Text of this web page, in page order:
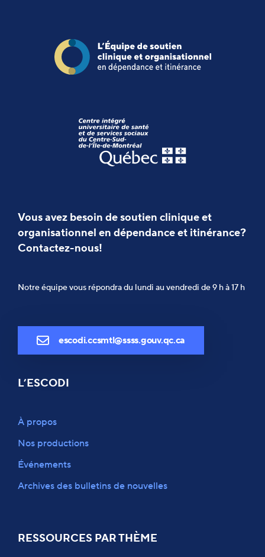
Vous avez besoin de soutien clinique et
organisationnel en dépendance et itinérance?
Contactez-nous!
Notre équipe vous répondra du lundi au vendredi de 9 h à 17 h
escodi.ccsmtl@ssss.gouv.qc.ca
L’ESCODI
À propos
Nos productions
Événements
Archives des bulletins de nouvelles
RESSOURCES PAR THÈME